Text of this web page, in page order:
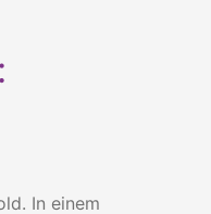
In einem